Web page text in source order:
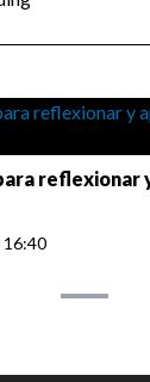
reflexionar
16:40